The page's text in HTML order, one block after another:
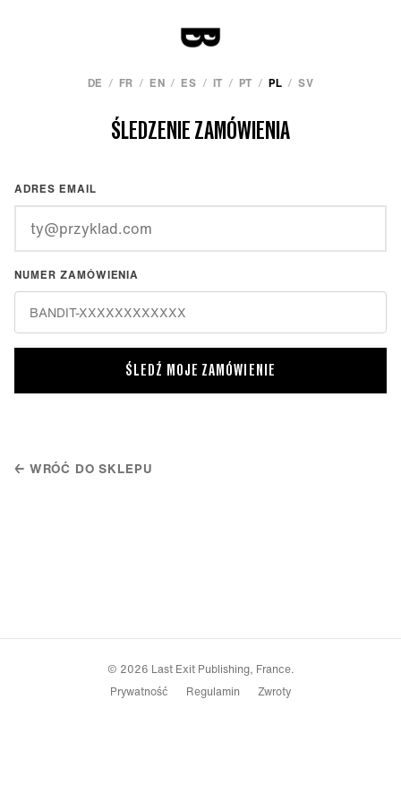
DE / FR / EN / ES / IT / PT / PL / SV
ŚLEDZENIE ZAMÓWIENIA
ADRES EMAIL
NUMER ZAMÓWIENIA
ŚLEDŹ MOJE ZAMÓWIENIE
← WRÓĆ DO SKLEPU
© 2026 Last Exit Publishing, France.
Prywatność
Regulamin Zwroty